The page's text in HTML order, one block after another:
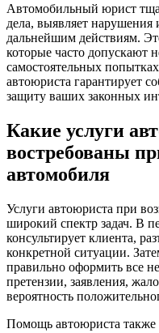
Автомобильный юрист
дела, выявляет нарушения
дальнейшим действиям.
которые часто допускают
самостоятельных
автоюриста гарантирует
защиту ваших законных
Какие услуги
востребованы
автомобиля
Услуги автоюриста при
широкий спектр задач. В
консультирует клиента,
конкретной ситуации.
правильно оформить все
претензии, заявления,
вероятность
Помощь автоюриста также